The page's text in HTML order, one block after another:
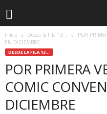
Inicio Desde la Fila 13...
POR
EN DICIEMBRE
DESDE LA FILA 13...
POR PRIMERA
COMIC
DICIEMBRE